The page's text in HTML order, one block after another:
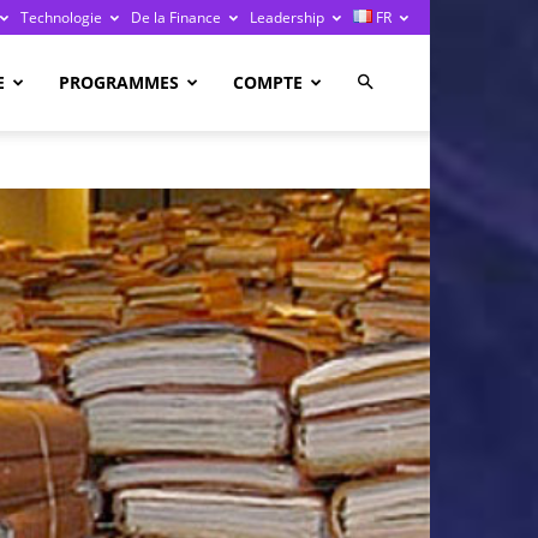
Technologie De la Finance Leadership FR
PROGRAMMES COMPTE